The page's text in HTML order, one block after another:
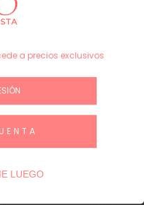
a precios exclusivos
LUEGO